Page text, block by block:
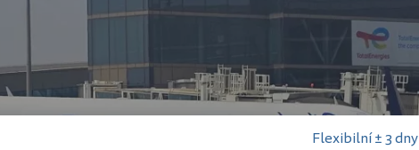
Flexibilní ± 3 dny